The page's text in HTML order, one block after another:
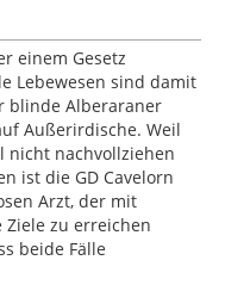
einem Gesetz
Lebewesen sind damit
blinde Alberaraner
Außerirdische. Weil
nicht nachvollziehen
ist die GD Cavelorn
Arzt, der mit
zu erreichen
beide Fälle